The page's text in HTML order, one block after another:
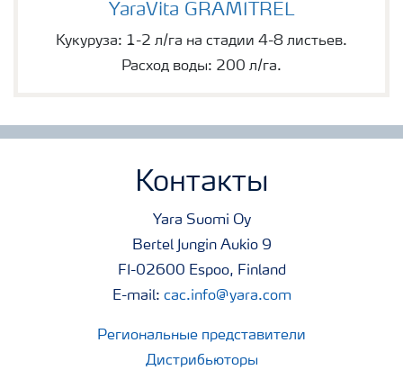
YaraVita GRAMITREL
Кукуруза: 1-2 л/га на стадии 4-8 листьев.
Расход воды: 200 л/га.
Контакты
Yara Suomi Oy
Bertel Jungin Aukio 9
FI-02600 Espoo, Finland
E-mail: cac.info@yara.com
Региональные представители
Дистрибьюторы